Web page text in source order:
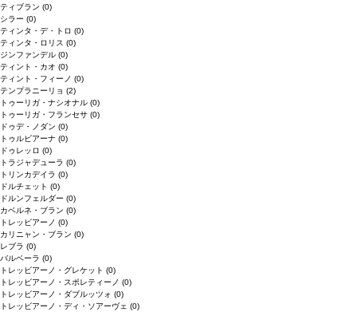
ティブラン (0)
シラー (0)
ティンタ・デ・トロ (0)
ティンタ・ロリス (0)
ジンファンデル (0)
ティント・カオ (0)
ティント・フィーノ (0)
テンプラニーリョ (2)
トゥーリガ・ナシオナル (0)
トゥーリガ・フランセサ (0)
ドゥデ・ノダン (0)
トゥルビアーナ (0)
ドゥレッロ (0)
トラジャデューラ (0)
トリンカデイラ (0)
ドルチェット (0)
ドルンフェルダー (0)
カベルネ・ブラン (0)
トレッビアーノ (0)
カリニャン・ブラン (0)
レブラ (0)
バルベーラ (0)
トレッビアーノ・グレケット (0)
トレッビアーノ・スポレティーノ (0)
トレッビアーノ・ダブルッツォ (0)
トレッビアーノ・ディ・ソアーヴェ (0)